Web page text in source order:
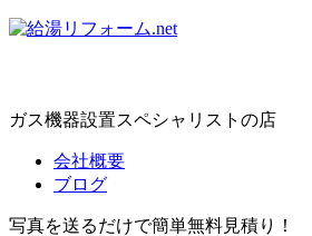
ガス機器設置スペシャリストの店
会社概要
ブログ
写真を送るだけで簡単無料見積り！